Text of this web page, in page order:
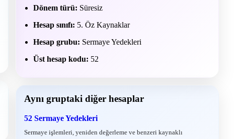
Dönem türü: Süresiz
Hesap sınıfı: 5. Öz Kaynaklar
Hesap grubu: Sermaye Yedekleri
Üst hesap kodu: 52
Aynı gruptaki diğer hesaplar
52 Sermaye Yedekleri
Sermaye işlemleri, yeniden değerleme ve benzeri kaynaklı